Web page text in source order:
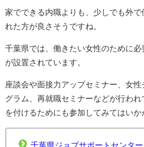
家でできる内職よりも、少しでも外で
れた方が良さそうですね。
千葉県では、働きたい女性のために必
が設置されています。
座談会や面接力アップセミナー、女性
グラム、再就職セミナーなどが行わ
を付けるためにも参加してみてはいか
千葉県ジョブサポートセンター